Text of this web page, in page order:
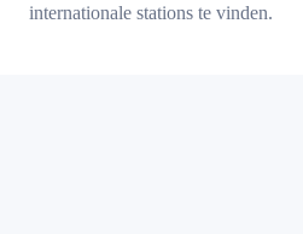
internationale stations te vinden.